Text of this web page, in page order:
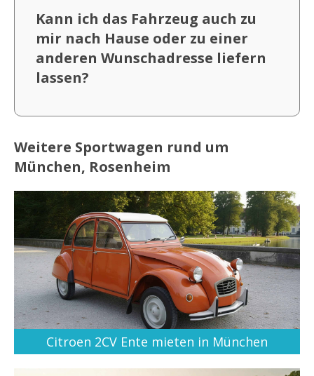
Kann ich das Fahrzeug auch zu
mir nach Hause oder zu einer
anderen Wunschadresse liefern
lassen?
Weitere Sportwagen rund um
München, Rosenheim
Citroen 2CV Ente mieten in München